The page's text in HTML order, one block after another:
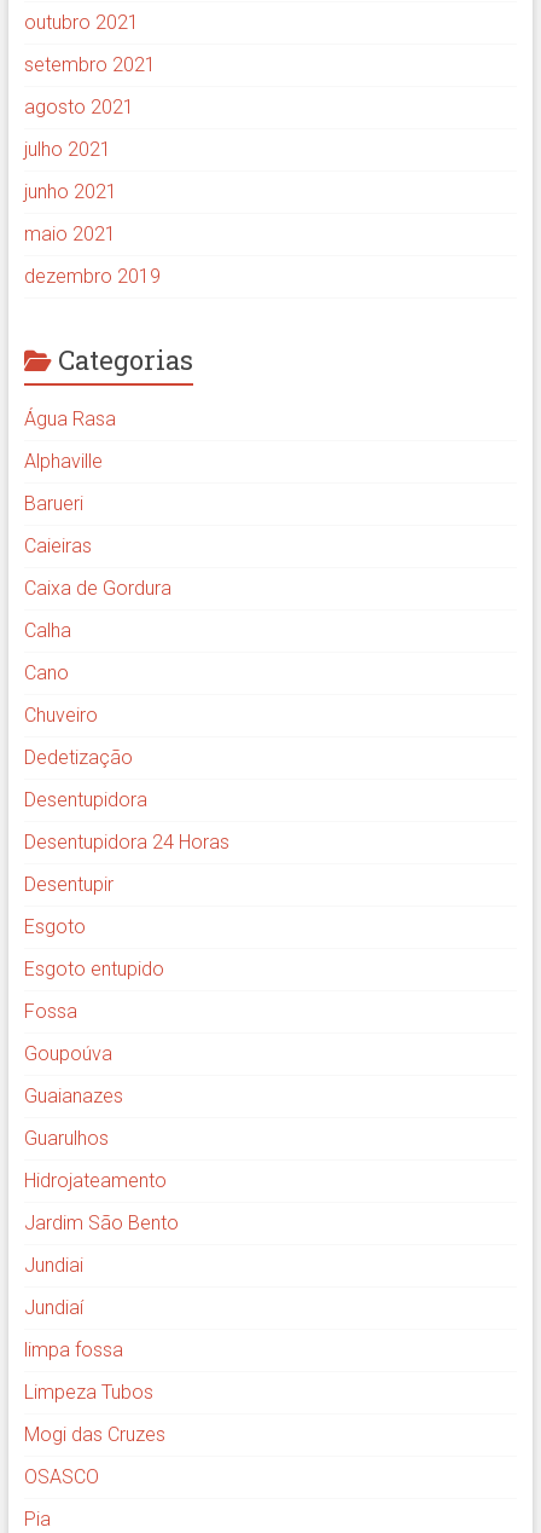
outubro 2021
setembro 2021
agosto 2021
julho 2021
junho 2021
maio 2021
dezembro 2019
Categorias
Água Rasa
Alphaville
Barueri
Caieiras
Caixa de Gordura
Calha
Cano
Chuveiro
Dedetização
Desentupidora
Desentupidora 24 Horas
Desentupir
Esgoto
Esgoto entupido
Fossa
Goupoúva
Guaianazes
Guarulhos
Hidrojateamento
Jardim São Bento
Jundiai
Jundiaí
limpa fossa
Limpeza Tubos
Mogi das Cruzes
OSASCO
Pia